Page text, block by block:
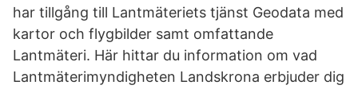
har tillgång till Lantmäteriets tjänst Geodata med
kartor och flygbilder samt omfattande
Lantmäteri. Här hittar du information om vad
Lantmäterimyndigheten Landskrona erbjuder dig